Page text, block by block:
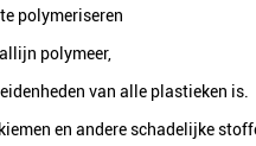
polymeriseren
polymeer,
van alle plastieken is.
en andere schadelijke